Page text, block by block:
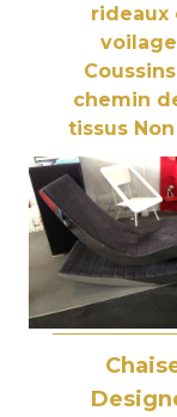
rideaux
chemin
tissus